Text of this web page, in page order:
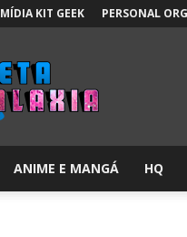
MÍDIA KIT GEEK PERSONAL
ANIME E MANGÁ HQ